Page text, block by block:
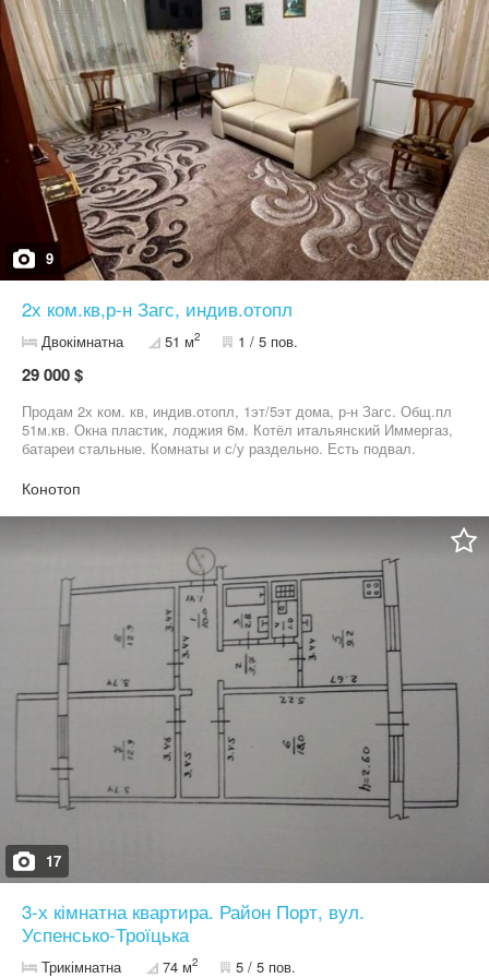
підвальне приміщення зі стелажем. Повністю готова до
проживання.
9
2х ком.кв,р-н Загс, индив.отопл
Двокімнатна 51 м2 1 / 5 пов.
29 000 $
Продам 2х ком. кв, индив.отопл, 1эт/5эт дома, р-н Загс. Общ.пл
51м.кв. Окна пластик, лоджия 6м. Котёл итальянский Иммергаз,
батареи стальные. Комнаты и с/у раздельно. Есть подвал.
Конотоп
17
3-х кімнатна квартира. Район Порт, вул.
Успенсько-Троїцька
Трикімнатна 74 м2 5 / 5 пов.